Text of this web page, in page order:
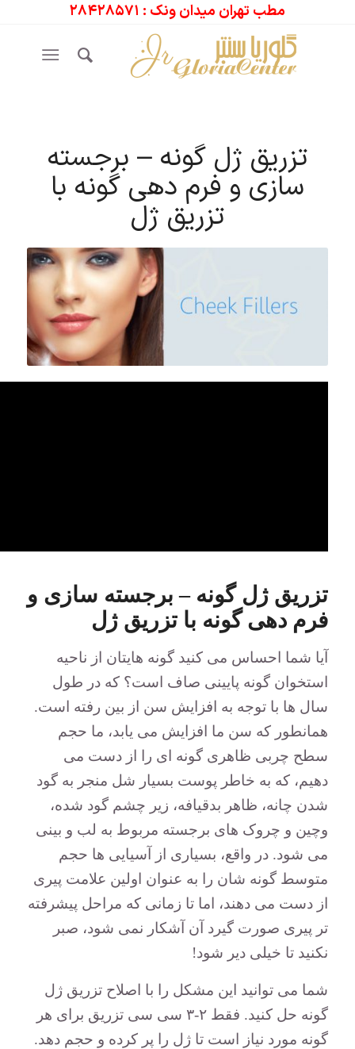
مطب تهران میدان ونک : ۲۸۴۲۸۵۷۱
تزریق ژل گونه – برجسته
سازی و فرم دهی گونه با
تزریق ژل
تزریق ژل گونه – برجسته سازی و
فرم دهی گونه با تزریق ژل
آیا شما احساس می کنید گونه هایتان از ناحیه
استخوان گونه پایینی صاف است؟ که در طول
سال ها با توجه به افزایش سن از بین رفته است.
همانطور که سن ما افزایش می یابد، ما حجم
سطح چربی ظاهری گونه ای را از دست می
دهیم، که به خاطر پوست بسیار شل منجر به گود
شدن چانه، ظاهر بدقیافه، زیر چشم گود شده،
وچین و چروک های برجسته مربوط به لب و بینی
می شود. در واقع، بسیاری از آسیایی ها حجم
متوسط گونه شان را به عنوان اولین علامت پیری
از دست می دهند، اما تا زمانی که مراحل پیشرفته
تر پیری صورت گیرد آن آشکار نمی شود، صبر
نکنید تا خیلی دیر شود!
شما می توانید این مشکل را با اصلاح تزریق ژل
گونه حل کنید.
فقط ۲-۳ سی سی تزریق برای هر
گونه مورد نیاز است تا ژل را پر کرده و حجم دهد.